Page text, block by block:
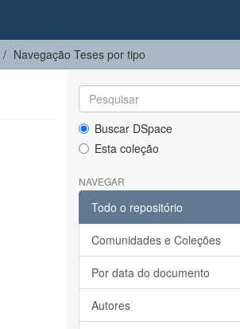
Navegação Teses por tipo
Buscar DSpace
Esta coleção
NAVEGAR
Todo o repositório
Comunidades e Coleções
Por data do documento
Autores